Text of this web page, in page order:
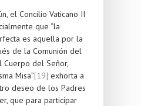
el Concilio Vaticano II
que “la
es aquella por la
de la Comunión del
Cuerpo del Señor,
Misa”[19] exhorta a
deseo de los Padres
que para participar